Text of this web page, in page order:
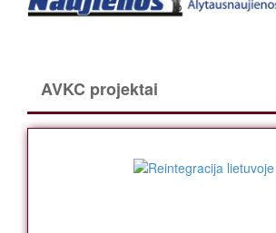
AVKC projektai